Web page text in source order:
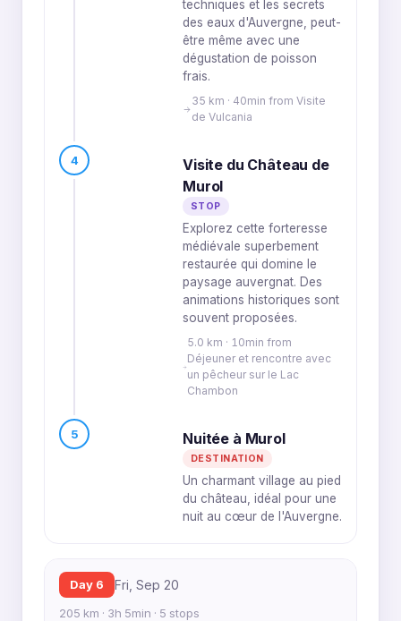
techniques et les secrets
des eaux d'Auvergne, peut-
être même avec une
dégustation de poisson
frais.
35 km · 40min from Visite
de Vulcania
4
Visite du Château de
Murol
STOP
Explorez cette forteresse
médiévale superbement
restaurée qui domine le
paysage auvergnat. Des
animations historiques sont
souvent proposées.
5.0 km · 10min from
Déjeuner et rencontre avec
un pêcheur sur le Lac
Chambon
5 Nuitée à Murol
DESTINATION
Un charmant village au pied
du château, idéal pour une
nuit au cœur de l'Auvergne.
Day 6 Fri, Sep 20
205 km · 3h 5min · 5 stops